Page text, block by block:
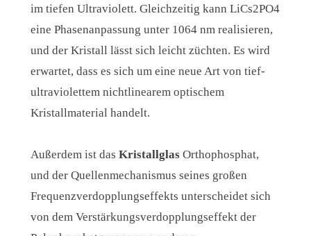
im tiefen Ultraviolett. Gleichzeitig kann LiCs2PO4
eine Phasenanpassung unter 1064 nm realisieren,
und der Kristall lässt sich leicht züchten. Es wird
erwartet, dass es sich um eine neue Art von tief-
ultraviolettem nichtlinearem optischem
Kristallmaterial handelt.
Außerdem ist dasKristallglas Orthophosphat,
und der Quellenmechanismus seines großen
Frequenzverdopplungseffekts unterscheidet sich
von dem Verstärkungsverdopplungseffekt der